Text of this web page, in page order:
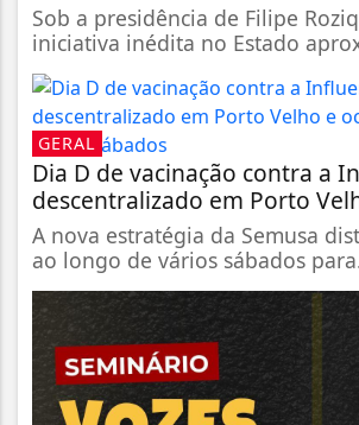
Sob a presidência de Filipe
iniciativa inédita no Estado
GERAL
Dia D de vacinação contra a
descentralizado em Porto
A nova estratégia da Semusa
ao longo de vários sábados